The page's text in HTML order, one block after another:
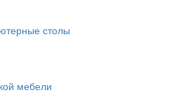
столы
мебели